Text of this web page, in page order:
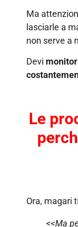
Ma
lasciarle a
non serve a
Devi
Le
Ora, magari
<<Ma